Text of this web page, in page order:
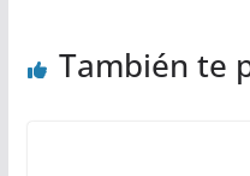
También te